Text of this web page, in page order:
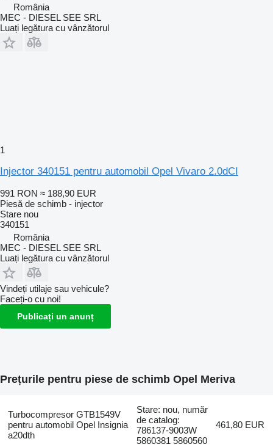
România
MEC - DIESEL SEE SRL
Luați legătura cu vânzătorul
1
Injector 340151 pentru automobil Opel Vivaro 2.0dCI
991 RON ≈ 188,90 EUR
Piesă de schimb - injector
Stare nou
340151
România
MEC - DIESEL SEE SRL
Luați legătura cu vânzătorul
Vindeți utilaje sau vehicule?
Faceți-o cu noi!
Publicați un anunț
Prețurile pentru piese de schimb Opel Meriva
Turbocompresor GTB1549V
pentru automobil Opel Insignia
a20dth
Stare: nou, număr
de catalog:
786137-9003W
5860381 5860560
461,80 EUR